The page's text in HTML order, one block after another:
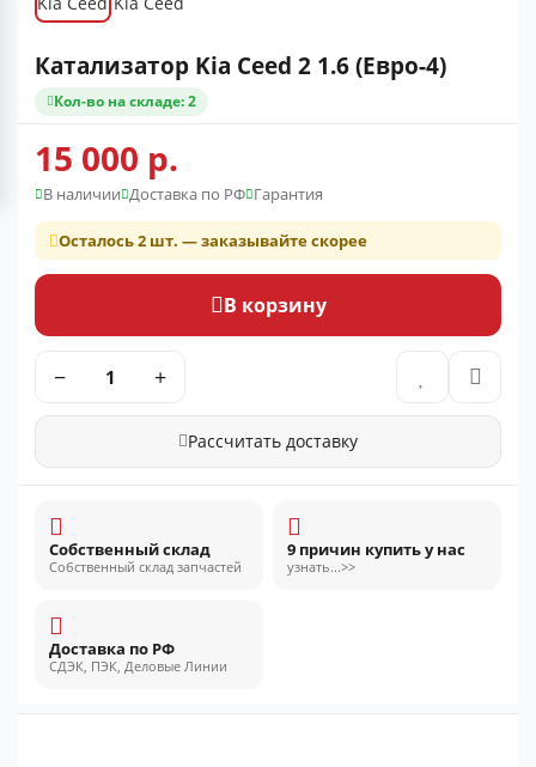
Катализатор Kia Ceed 2 1.6 (Евро-4)
Кол-во на складе: 2
15 000 р.
В наличии Доставка по РФ Гарантия
Осталось 2 шт. — заказывайте скорее
В корзину
− +
Рассчитать доставку
Собственный склад
Собственный склад запчастей
9 причин купить у нас
узнать...>>
Доставка по РФ
СДЭК, ПЭК, Деловые Линии